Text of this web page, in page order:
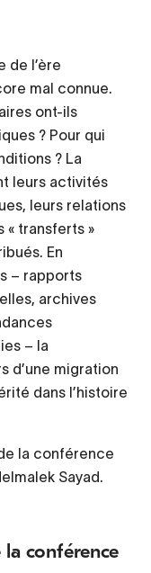
de l’ère
mal connue.
ont-ils
? Pour qui
? La
leurs activités
leurs relations
« transferts »
En
– rapports
archives
– la
d’une migration
dans l’histoire
la conférence
Sayad.
conférence